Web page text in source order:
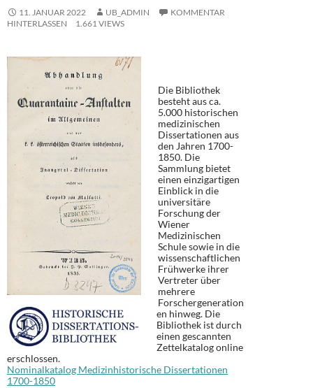
11. JANUAR 2022 UB_ADMIN
KOMMENTAR
HINTERLASSEN
1.661 VIEWS
Die Bibliothek
besteht aus ca.
5.000 historischen
medizinischen
Dissertationen aus
den Jahren 1700-
1850. Die
Sammlung bietet
einen einzigartigen
Einblick in die
universitäre
Forschung der
Wiener
Medizinischen
Schule sowie in die
wissenschaftlichen
Frühwerke ihrer
Vertreter über
mehrere
Forschergeneration
en hinweg. Die
Bibliothek ist durch
einen gescannten
Zettelkatalog online
erschlossen.
Nominalkatalog Medizinhistorische Dissertationen
1700-1850